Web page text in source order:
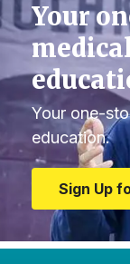
Your
Your one-
education.
Sign Up